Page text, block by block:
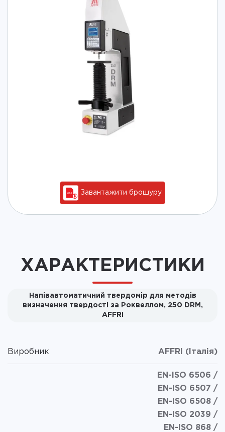
Завантажити брошуру
ХАРАКТЕРИСТИКИ
Напівавтоматичний твердомір для методів
визначення твердості за Роквеллом, 250 DRM,
AFFRI
Виробник AFFRI (Італія)
EN-ISO 6506 /
EN-ISO 6507 /
EN-ISO 6508 /
EN-ISO 2039 /
EN-ISO 868 /